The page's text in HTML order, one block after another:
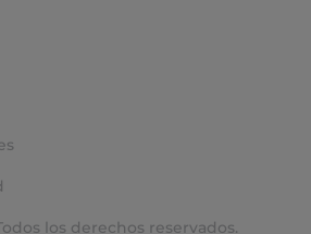
los derechos reservados.